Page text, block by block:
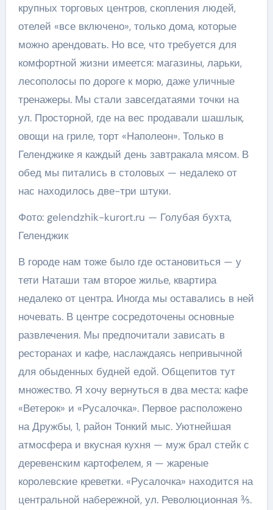
крупных торговых центров, скопления людей,
отелей «все включено», только дома, которые
можно арендовать. Но все, что требуется для
комфортной жизни имеется: магазины, ларьки,
лесополосы по дороге к морю, даже уличные
тренажеры. Мы стали завсегдатаями точки на
ул. Просторной, где на вес продавали шашлык,
овощи на гриле, торт «Наполеон». Только в
Геленджике я каждый день завтракала мясом. В
обед мы питались в столовых — недалеко от
нас находилось две-три штуки.
Фото: gelendzhik-kurort.ru — Голубая бухта,
Геленджик
В городе нам тоже было где остановиться — у
тети Наташи там второе жилье, квартира
недалеко от центра. Иногда мы оставались в ней
ночевать. В центре сосредоточены основные
развлечения. Мы предпочитали зависать в
ресторанах и кафе, наслаждаясь непривычной
для обыденных будней едой. Общепитов тут
множество. Я хочу вернуться в два места: кафе
«Ветерок» и «Русалочка». Первое расположено
на Дружбы, 1, район Тонкий мыс. Уютнейшая
атмосфера и вкусная кухня — муж брал стейк с
деревенским картофелем, я — жареные
королевские креветки. «Русалочка» находится на
центральной набережной, ул. Революционная ⅗.